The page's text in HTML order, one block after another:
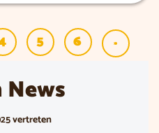
5 6 »
News
vertreten